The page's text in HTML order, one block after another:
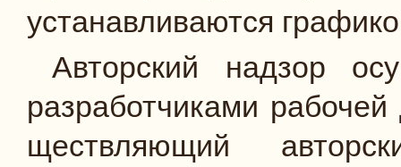
устанавливаются
Авторский надзор
разработчиками
ществляющий